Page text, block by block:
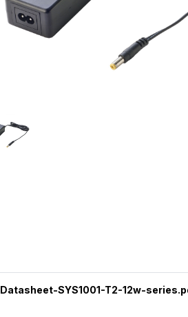
Datasheet-SYS1001-T2-12w-